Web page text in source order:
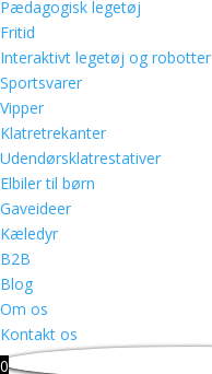
Pædagogisk legetøj
Fritid
Interaktivt legetøj og robotter
Sportsvarer
Vipper
Klatretrekanter
Udendørsklatrestativer
Elbiler til børn
Gaveideer
Kæledyr
B2B
Blog
Om os
Kontakt os
0